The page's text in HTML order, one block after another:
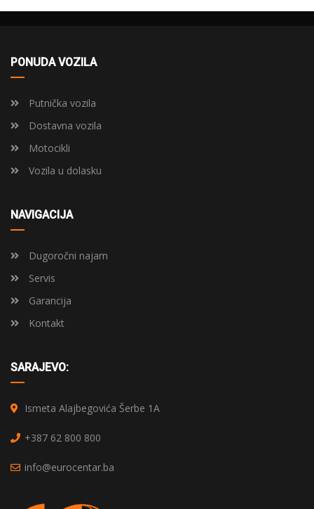
PONUDA VOZILA
Putnička vozila
Dostavna vozila
Motocikli
Vozila u dolasku
NAVIGACIJA
Dugoročni najam
Servis
Garancija
Kontakt
SARAJEVO:
Ismeta Alajbegovića Šerbe 1A
+387 62 800 800
info@eurocentar.ba